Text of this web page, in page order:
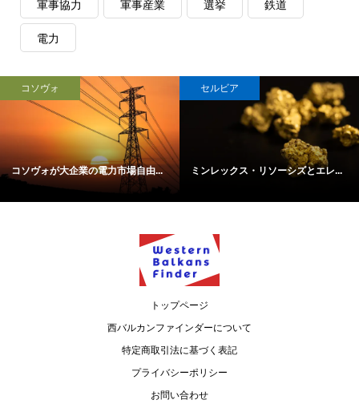
軍事協力 軍事産業 選挙 鉄道
電力
コソヴォ
コソヴォが大企業の電力市場自由...
セルビア
ミンレックス・リソーシズとエレ...
トップページ
西バルカンファインダーについて
特定商取引法に基づく表記
プライバシーポリシー
お問い合わせ